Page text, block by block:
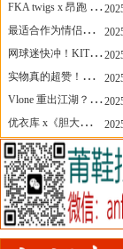
FKA twigs x 昂跑 联名来了，这三双 Cloud X 你选哪一双？
最适合作为情侣鞋的New Balance 1906 Loafer出现了！
网球迷快冲！KITH x Wilson 限量球拍太会设计了
实物真的超赞！NB 新款 2010 新配色
Vlone 重出江湖？突然又要联名，谁能想到！
优衣库 x《胆大党》新品公布，第二季联动周边来了！